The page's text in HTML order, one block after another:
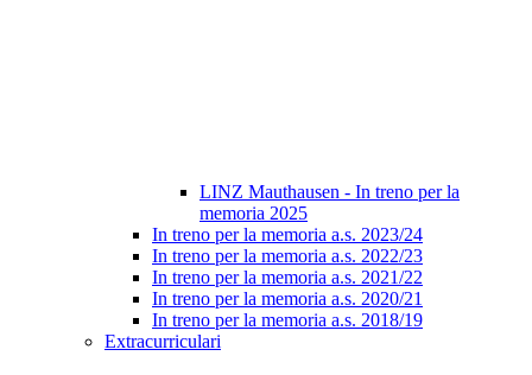
LINZ Mauthausen - In treno per la
memoria 2025
In treno per la memoria a.s. 2023/24
In treno per la memoria a.s. 2022/23
In treno per la memoria a.s. 2021/22
In treno per la memoria a.s. 2020/21
In treno per la memoria a.s. 2018/19
Extracurriculari